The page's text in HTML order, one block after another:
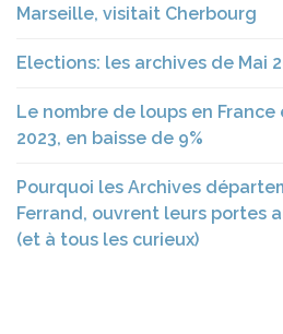
Marseille, visitait Cherbourg
Elections: les archives de Mai
Le nombre de loups en France
2023, en baisse de 9%
Pourquoi les Archives
Ferrand, ouvrent leurs portes
(et à tous les curieux)